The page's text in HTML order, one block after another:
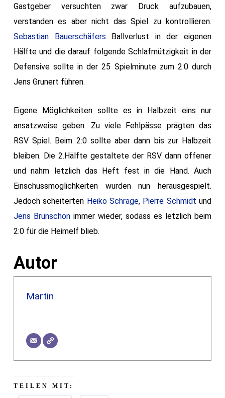
Gastgeber versuchten zwar Druck aufzubauen,
verstanden es aber nicht das Spiel zu kontrollieren.
Sebastian Bauerschäfers Ballverlust in der eigenen
Hälfte und die darauf folgende Schlafmützigkeit in der
Defensive sollte in der 25 Spielminute zum 2:0 durch
Jens Grunert führen.
Eigene Möglichkeiten sollte es in Halbzeit eins nur
ansatzweise geben. Zu viele Fehlpässe prägten das
RSV Spiel. Beim 2:0 sollte aber dann bis zur Halbzeit
bleiben. Die 2.Hälfte gestaltete der RSV dann offener
und nahm letzlich das Heft fest in die Hand. Auch
Einschussmöglichkeiten wurden nun herausgespielt.
Jedoch scheiterten Heiko Schrage, Pierre Schmidt und
Jens Brunschönimmer wieder, sodass es letzlich beim
2:0 für die Heimelf blieb.
Autor
Martin
TEILEN MIT: